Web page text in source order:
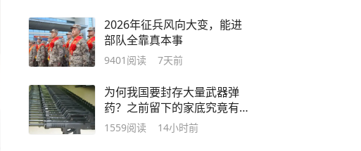
2026年征兵风向大变，能进
部队全靠真本事
9401 阅读 7天前
为何我国要封存大量武器弹
药？之前留下的家底究竟有多
厚?
1559阅读 14小时前